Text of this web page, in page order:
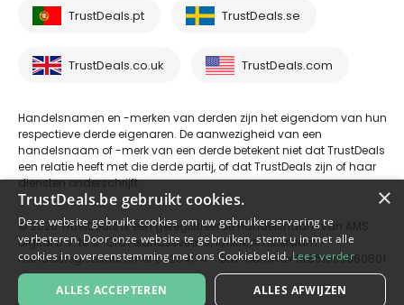
TrustDeals.pt TrustDeals.se
TrustDeals.co.uk TrustDeals.com
Handelsnamen en -merken van derden zijn het eigendom van hun
respectieve derde eigenaren. De aanwezigheid van een
handelsnaam of -merk van een derde betekent niet dat TrustDeals
een relatie heeft met die derde partij, of dat TrustDeals zijn of haar
diensten onderschrijft.
© 2026 TrustDeals is een geregistreerde handelsnaam van AMS
Digital B.V. te 's-Gravelandseveer 9, 1011KN, Amsterdam -
handelsregisternummer 80264174 - btw-nummer NL861609360B01
×
TrustDeals.be gebruikt cookies.
Deze website gebruikt cookies om uw gebruikerservaring te
verbeteren. Door onze website te gebruiken, stemt u in met alle
cookies in overeenstemming met ons Cookiebeleid. Lees verder
ALLES ACCEPTEREN ALLES AFWIJZEN